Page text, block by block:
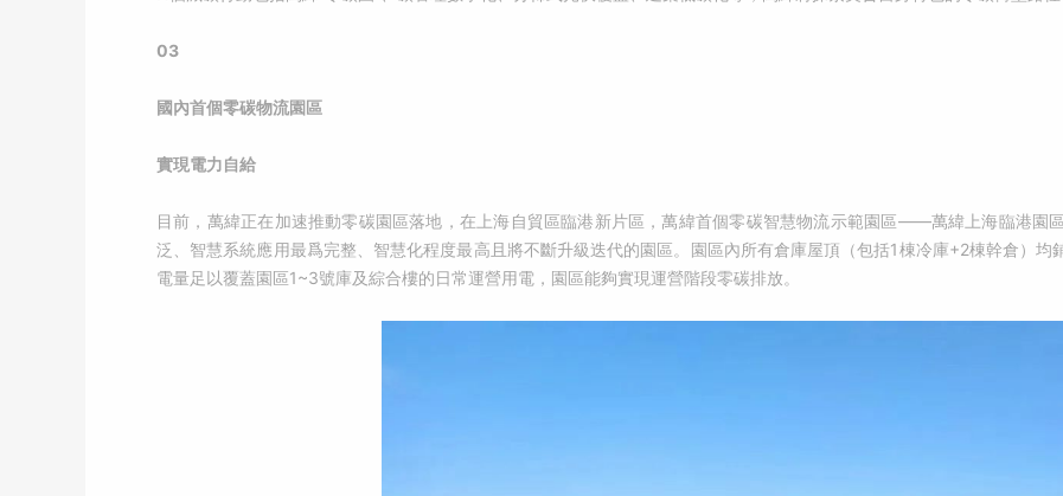
03
國內首個零碳物流園區
實現電力自給
目前，萬緯正在加速推動零碳園區落地，在上海自貿區臨港新片區，萬緯首個零碳智慧物流示範園區——萬緯上海臨港園
泛、智慧系統應用最爲完整、智慧化程度最高且將不斷升級迭代的園區。園區內所有倉庫屋頂（包括1棟冷庫+2棟幹倉）
電量足以覆蓋園區1~3號庫及綜合樓的日常運營用電，園區能夠實現運營階段零碳排放。